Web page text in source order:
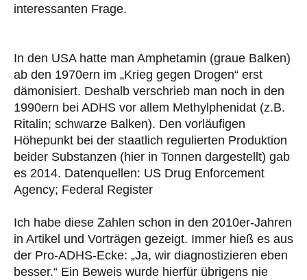
interessanten Frage.
In den USA hatte man Amphetamin (graue Balken)
ab den 1970ern im „Krieg gegen Drogen“ erst
dämonisiert. Deshalb verschrieb man noch in den
1990ern bei ADHS vor allem Methylphenidat (z.B.
Ritalin; schwarze Balken). Den vorläufigen
Höhepunkt bei der staatlich regulierten Produktion
beider Substanzen (hier in Tonnen dargestellt) gab
es 2014. Datenquellen: US Drug Enforcement
Agency; Federal Register
Ich habe diese Zahlen schon in den 2010er-Jahren
in Artikel und Vorträgen gezeigt. Immer hieß es aus
der Pro-ADHS-Ecke: „Ja, wir diagnostizieren eben
besser.“ Ein Beweis wurde hierfür übrigens nie